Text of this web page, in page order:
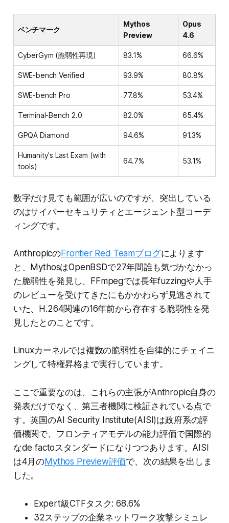
ベンチマーク
Mythos
Preview
Opus
4.6
CyberGym (脆弱性再現) 83.1% 66.6%
SWE-bench Verified 93.9% 80.8%
SWE-bench Pro 77.8% 53.4%
Terminal-Bench 2.0 82.0% 65.4%
GPQA Diamond 94.6% 91.3%
Humanity's Last Exam (with
tools)
64.7% 53.1%
数字だけ見ても範囲が広いのですが、突出している
のはサイバーセキュリティとエージェント型コーデ
ィングです。
AnthropicのFrontier Red Teamブログによります
と、MythosはOpenBSDで27年間誰も気づかなかっ
た脆弱性を発見し、FFmpegでは長年fuzzingや人手
のレビューを受けてきたにもかかわらず見逃されて
いた、H.264関連の16年前から存在する脆弱性を発
見したとのことです。
Linuxカーネルでは複数の脆弱性を自律的にチェイニ
ングして特権昇格まで実行しています。
ここで重要なのは、これらの主張がAnthropic自身の
発表だけでなく、第三者機関に検証されている点で
す。英国のAI Security Institute(AISI)は政府系の評
価機関で、フロンティアモデルの能力評価で国際的
なde factoスタンダードになりつつあります。AISI
は4月のMythos Preview評価で、次の結果を出しま
した。
Expert級CTFタスク: 68.6%
32ステップの企業ネットワーク攻撃シミュレ